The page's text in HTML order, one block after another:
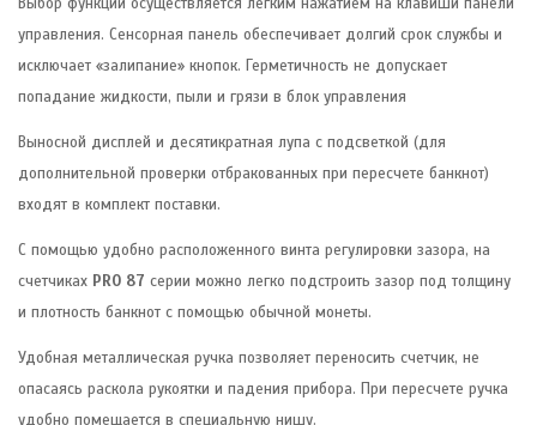
управления. Сенсорная панель обеспечивает долгий срок службы и
исключает «залипание» кнопок. Герметичность не допускает
попадание жидкости, пыли и грязи в блок управления
Выносной дисплей и десятикратная лупа с подсветкой (для
дополнительной проверки отбракованных при пересчете банкнот)
входят в комплект поставки.
С помощью удобно расположенного винта регулировки зазора, на
счетчиках PRO 87 серии можно легко подстроить зазор под толщину
и плотность банкнот с помощью обычной монеты.
Удобная металлическая ручка позволяет переносить счетчик, не
опасаясь раскола рукоятки и падения прибора. При пересчете ручка
удобно помещается в специальную нишу.